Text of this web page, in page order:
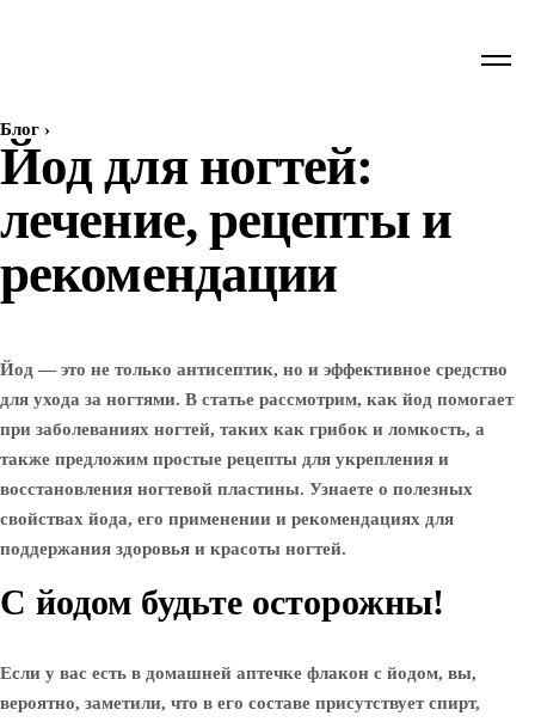
Блог ›
Йод для ногтей:
лечение, рецепты и
рекомендации
Йод — это не только антисептик, но и эффективное средство
для ухода за ногтями. В статье рассмотрим, как йод помогает
при заболеваниях ногтей, таких как грибок и ломкость, а
также предложим простые рецепты для укрепления и
восстановления ногтевой пластины. Узнаете о полезных
свойствах йода, его применении и рекомендациях для
поддержания здоровья и красоты ногтей.
С йодом будьте осторожны!
Если у вас есть в домашней аптечке флакон с йодом, вы,
вероятно, заметили, что в его составе присутствует спирт,